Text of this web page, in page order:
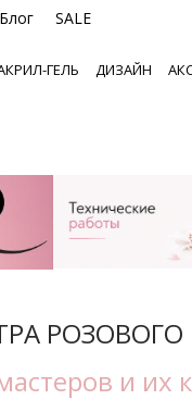
Блог SALE
ГЕЛЬ ДИЗАЙН
РОЗОВОГО
и их